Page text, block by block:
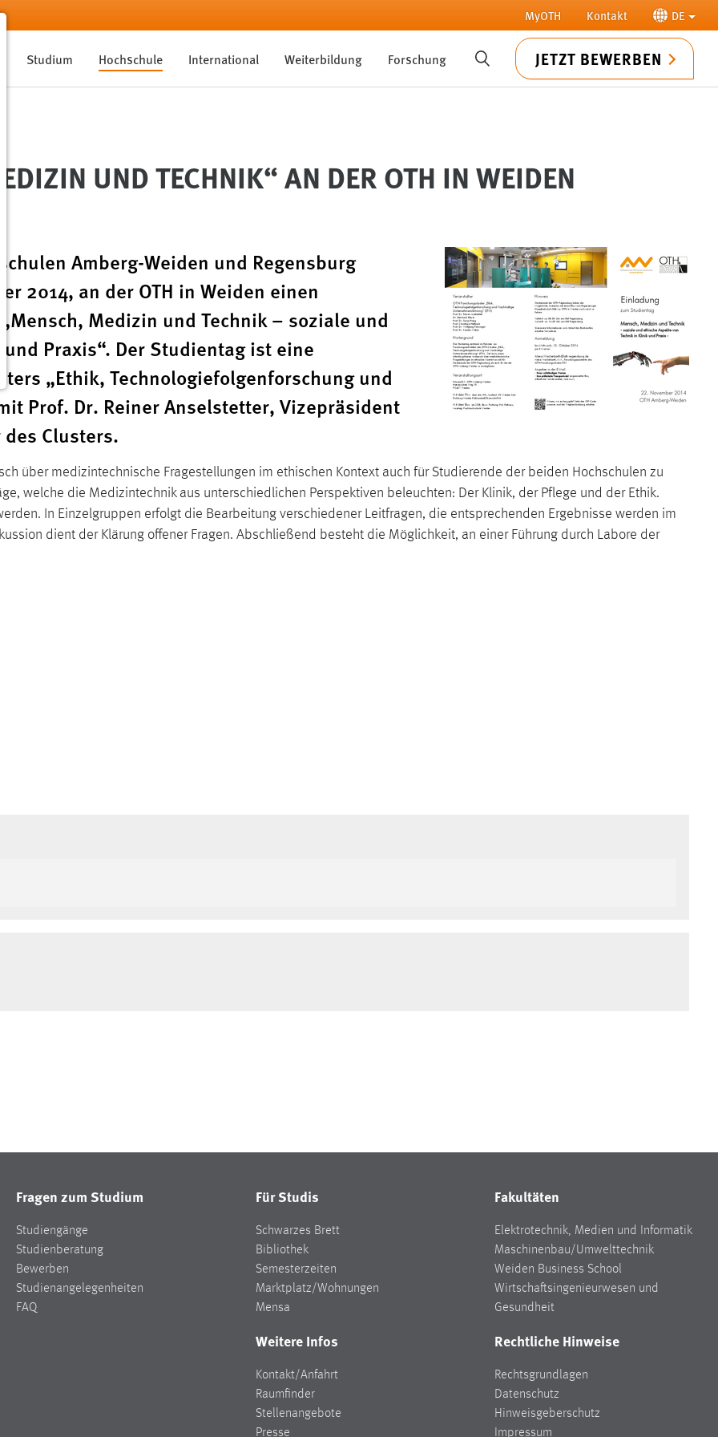
MyOTH Kontakt DE
Studium Hochschule International Weiterbildung Forschung SUCHE JETZT BEWERBEN
UND TECHNIK“ AN DER OTH IN WEIDEN
Amberg-Weiden und Regensburg
2014, an der OTH in Weiden einen
Medizin und Technik – soziale und
Praxis“. Der Studientag ist eine
„Ethik, Technologiefolgenforschung und
Prof. Dr. Reiner Anselstetter, Vizepräsident
Clusters.
über medizintechnische Fragestellungen im ethischen Kontext auch für Studierende der beiden Hochschulen zu
welche die Medizintechnik aus unterschiedlichen Perspektiven beleuchten: Der Klinik, der Pflege und der Ethik.
In Einzelgruppen erfolgt die Bearbeitung verschiedener Leitfragen, die entsprechenden Ergebnisse werden im
dient der Klärung offener Fragen. Abschließend besteht die Möglichkeit, an einer Führung durch Labore der
Fragen zum Studium
Studiengänge
Studienberatung
Bewerben
Studienangelegenheiten
FAQ
Für Studis
Schwarzes Brett
Bibliothek
Semesterzeiten
Marktplatz/Wohnungen
Mensa
Fakultäten
Elektrotechnik, Medien und Informatik
Maschinenbau/Umwelttechnik
Weiden Business School
Wirtschaftsingenieurwesen und
Gesundheit
Weitere Infos
Kontakt/Anfahrt
Raumfinder
Stellenangebote
Presse
Rechtliche Hinweise
Rechtsgrundlagen
Datenschutz
Hinweisgeberschutz
Impressum